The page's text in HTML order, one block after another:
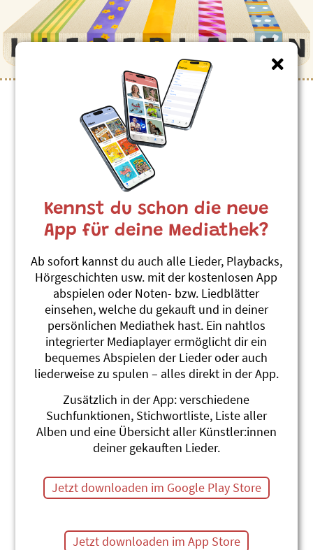
Kinderlieder zum Thema
”Mathematik”
Kleine Beine (8er-Reihe)
Adonia
3x3 = Fidimaa Vol. 1
#Mathematik
Lückenlied Vollgas
Adonia
Fidimaa 3
#Mathematik
Vollgas
Adonia
Fidimaa 3
#Mathematik
6er-Reihe
Adonia
3x3 = Fidimaa Vol. 1
#Mathematik
Adonia
3x3=Fidimaa Vol. 2
Vielfussgeschichte Duo
Kennst du schon die neue
App für deine Mediathek?
Ab sofort kannst du auch alle Lieder, Playbacks,
Hörgeschichten usw. mit der kostenlosen App
abspielen oder Noten- bzw. Liedblätter
einsehen, welche du gekauft und in deiner
persönlichen Mediathek hast. Ein nahtlos
integrierter Mediaplayer ermöglicht dir ein
bequemes Abspielen der Lieder oder auch
liederweise zu spulen – alles direkt in der App.
Zusätzlich in der App: verschiedene
Suchfunktionen, Stichwortliste, Liste aller
Alben und eine Übersicht aller Künstler:innen
deiner gekauften Lieder.
Jetzt downloaden im Google Play Store
Jetzt downloaden im App Store